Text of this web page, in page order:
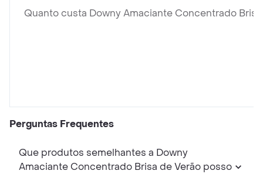
Quanto custa Downy Amaciante Concentrado Brisa
Perguntas Frequentes
Que produtos semelhantes a Downy
Amaciante Concentrado Brisa de Verão posso